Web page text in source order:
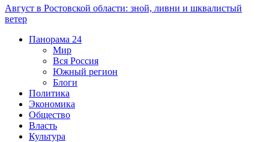
Август в Ростовской области: зной, ливни и шквалистый
ветер
Панорама 24
Мир
Вся Россия
Южный регион
Блоги
Политика
Экономика
Общество
Власть
Культура